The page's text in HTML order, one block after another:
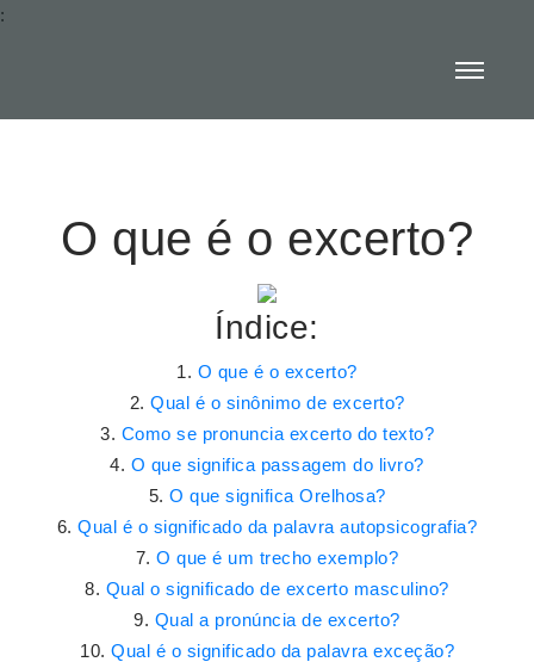
:
O que é o excerto?
Índice:
O que é o excerto?
Qual é o sinônimo de excerto?
Como se pronuncia excerto do texto?
O que significa passagem do livro?
O que significa Orelhosa?
Qual é o significado da palavra autopsicografia?
O que é um trecho exemplo?
Qual o significado de excerto masculino?
Qual a pronúncia de excerto?
Qual é o significado da palavra exceção?